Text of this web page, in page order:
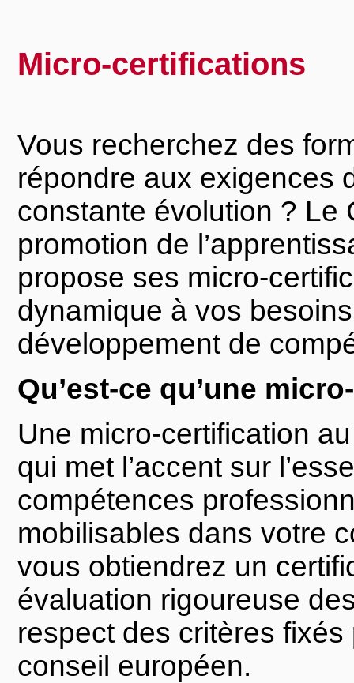
Micro-certifications
Vous recherchez des
répondre aux exigences
constante évolution ? Le
promotion de
propose ses micro-
dynamique à vos
développement de
Qu’est-ce qu’une
Une micro-certification
qui met l’accent sur
compétences
mobilisables dans votre
vous obtiendrez un
évaluation rigoureuse
respect des critères
conseil européen.